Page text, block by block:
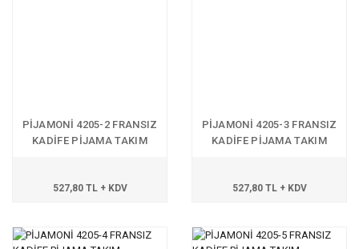
PİJAMONİ 4205-2 FRANSIZ
KADİFE PİJAMA TAKIM
527,80 TL + KDV
PİJAMONİ 4205-3 FRANSIZ
KADİFE PİJAMA TAKIM
527,80 TL + KDV